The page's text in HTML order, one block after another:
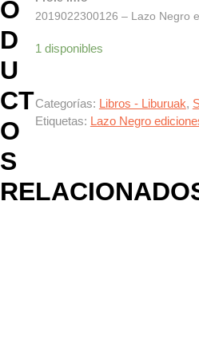
2019022300126 – Lazo Negro
1 disponibles
Categorías: Libros - Liburuak,
Etiquetas: Lazo Negro
O
D
U
CT
O
S